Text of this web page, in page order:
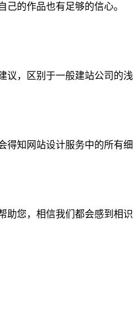
的作品也有足够的信心。
议，区别于一般建站公司的
得知网站设计服务中的所有
助您，相信我们都会感到相